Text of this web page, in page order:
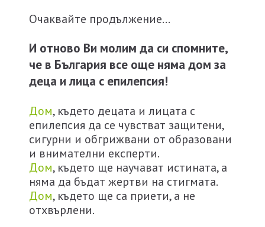
Очаквайте продължение…
И отново Ви молим да си спомните,
че в България все още няма дом за
деца и лица с епилепсия!
Дом, където децата и лицата с
епилепсия да се чувстват защитени,
сигурни и обгрижвани от образовани
и внимателни експерти.
Дом, където ще научават истината, а
няма да бъдат жертви на стигмата.
Дом, където ще са приети, а не
отхвърлени.